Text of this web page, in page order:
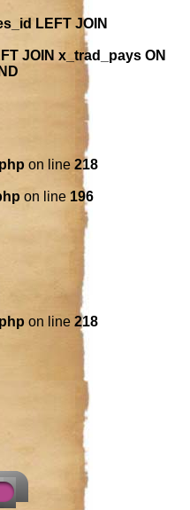
LEFT JOIN
JOIN x_trad_pays ON
on line 218
on line 196
on line 218